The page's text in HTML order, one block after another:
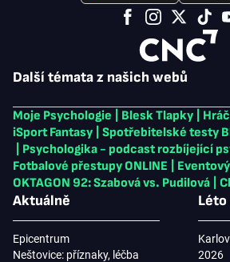
Další témata z našich webů
Moje Psychologie Blesk Tlapky
iSport Fantasy
Spotřebitelské testy
Psychologika - podcast rozbíjející
Fotbalové přestupy ONLINE
OKTAGON 92: Szabová vs. Pudilová
Aktuálně
Epicentrum
Neštovice: příznaky, léčba
2026